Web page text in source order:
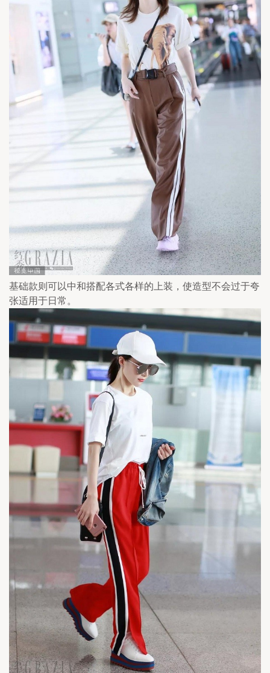
基础款则可以中和搭配各式各样的上装，使造型不会过于夸
张适用于日常。